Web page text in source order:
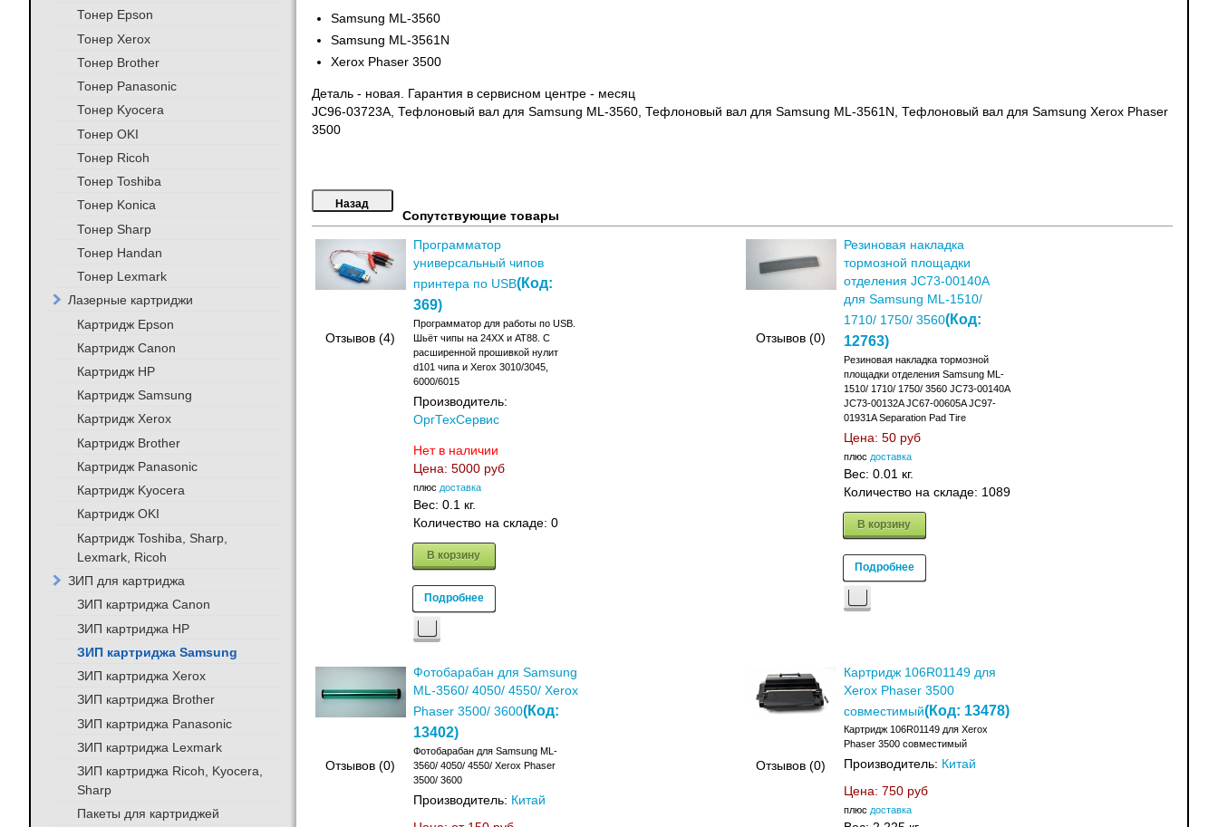
Samsung ML-3560
Samsung ML-3561N
Xerox Phaser 3500
Деталь - новая. Гарантия в сервисном центре - месяц
JC96-03723A, Тефлоновый вал для Samsung ML-3560, Тефлоновый вал для Samsung ML-3561N, Тефлоновый вал для Samsung Xerox Phaser
3500
Сопутствующие товары
Отзывов (4)
Программатор
универсальный чипов
принтера по USB(Код:
369)
Программатор для работы по USB.
Шьёт чипы на 24XX и АТ88. C
расширенной прошивкой нулит
d101 чипа и Xerox 3010/3045,
6000/6015
Производитель:
ОргТехСервис
Нет в наличии
Цена: 5000 руб
плюс доставка
Вес: 0.1 кг.
Количество на складе: 0
В корзину
Подробнее
Отзывов (0)
Резиновая накладка
тормозной площадки
отделения JC73-00140A
для Samsung ML-1510/
1710/ 1750/ 3560(Код:
12763)
Резиновая накладка тормозной
площадки отделения Samsung ML-
1510/ 1710/ 1750/ 3560 JC73-00140A
JC73-00132A JC67-00605A JC97-
01931A Separation Pad Tire
Цена: 50 руб
плюс доставка
Вес: 0.01 кг.
Количество на складе: 1089
В корзину
Подробнее
Отзывов (0)
Фотобарабан для Samsung
ML-3560/ 4050/ 4550/ Xerox
Phaser 3500/ 3600(Код:
13402)
Фотобарабан для Samsung ML-
3560/ 4050/ 4550/ Xerox Phaser
3500/ 3600
Производитель: Китай
Отзывов (0)
Картридж 106R01149 для
Xerox Phaser 3500
совместимый(Код: 13478)
Картридж 106R01149 для Xerox
Phaser 3500 совместимый
Производитель: Китай
Цена: 750 руб
плюс доставка
Тонер Epson
Тонер Xerox
Тонер Brother
Тонер Panasonic
Тонер Kyocera
Тонер OKI
Тонер Ricoh
Тонер Toshiba
Тонер Konica
Тонер Sharp
Тонер Handan
Тонер Lexmark
Лазерные картриджи
Картридж Epson
Картридж Canon
Картридж HP
Картридж Samsung
Картридж Xerox
Картридж Brother
Картридж Panasonic
Картридж Kyocera
Картридж OKI
Картридж Toshiba, Sharp,
Lexmark, Ricoh
ЗИП для картриджа
ЗИП картриджа Canon
ЗИП картриджа HP
ЗИП картриджа Samsung
ЗИП картриджа Xerox
ЗИП картриджа Brother
ЗИП картриджа Panasonic
ЗИП картриджа Lexmark
ЗИП картриджа Ricoh, Kyocera,
Sharp
Пакеты для картриджей